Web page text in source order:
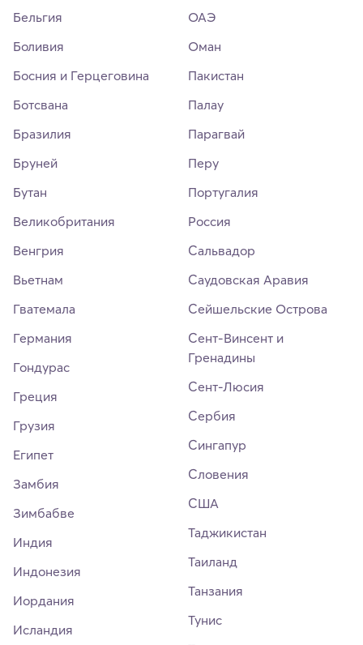
Бельгия
Боливия
Босния и Герцеговина
Ботсвана
Бразилия
Бруней
Бутан
Великобритания
Венгрия
Вьетнам
Гватемала
Германия
Гондурас
Греция
Грузия
Египет
Замбия
Зимбабве
Индия
Индонезия
Иордания
Исландия
ОАЭ
Оман
Пакистан
Палау
Парагвай
Перу
Португалия
Россия
Сальвадор
Саудовская Аравия
Сейшельские Острова
Сент-Винсент и
Гренадины
Сент-Люсия
Сербия
Сингапур
Словения
США
Таджикистан
Таиланд
Танзания
Тунис